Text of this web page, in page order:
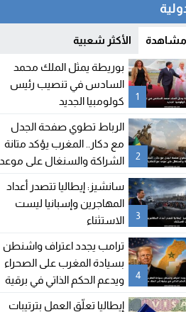
مشاهدة الأكثر شعبية
1
بوريطة يمثل الملك محمد
السادس في تنصيب رئيس
كولومبيا الجديد
2
الرباط تطوي صفحة الجدل
مع دكار.. المغرب يؤكد متانة
الشراكة والسنغال على موعد
3
سانشيز: إيطاليا تتصدر أعداد
المهاجرين وإسبانيا ليست
الاستثناء
4
ترامب يجدد اعتراف واشنطن
بسيادة المغرب على الصحراء
ويدعم الحكم الذاتي في برقية
إلى الملك محمد السادس
إيطاليا تعلّق العمل بترتيبات